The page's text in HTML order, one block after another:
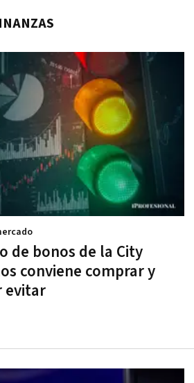
de bonos de la City
conviene comprar y
evitar